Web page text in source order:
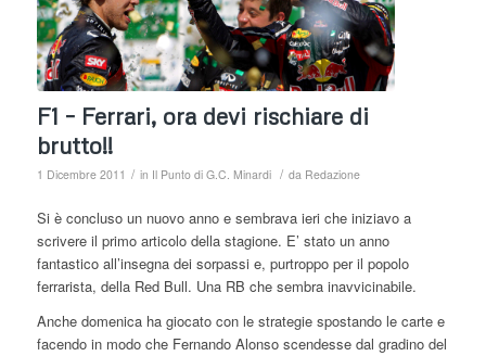
F1 – Ferrari, ora devi rischiare di
brutto!!
1 Dicembre 2011 / in Il Punto di G.C. Minardi / da Redazione
Si è concluso un nuovo anno e sembrava ieri che iniziavo a
scrivere il primo articolo della stagione. E’ stato un anno
fantastico all’insegna dei sorpassi e, purtroppo per il popolo
ferrarista, della Red Bull. Una RB che sembra inavvicinabile.
Anche domenica ha giocato con le strategie spostando le carte e
facendo in modo che Fernando Alonso scendesse dal gradino del